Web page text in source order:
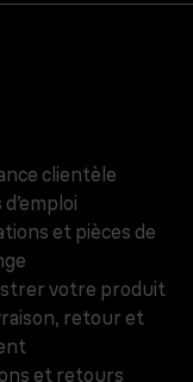
clientèle
et pièces de
votre produit
retour et
et retours